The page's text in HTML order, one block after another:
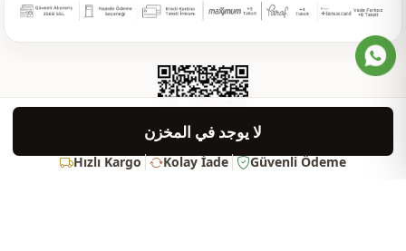
لا يوجد في المخزن
Hızlı Kargo Kolay İade Güvenli Ödeme